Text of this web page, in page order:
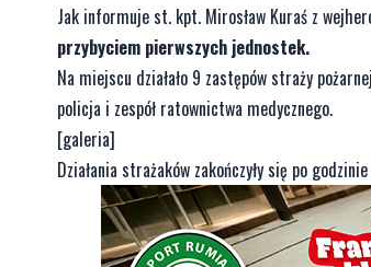
Jak informuje st. kpt. Mirosław Kuraś z
przybyciem pierwszych jednostek.
Na miejscu działało 9 zastępów straży
policja i zespół ratownictwa medycznego.
[galeria]
Działania strażaków zakończyły się po